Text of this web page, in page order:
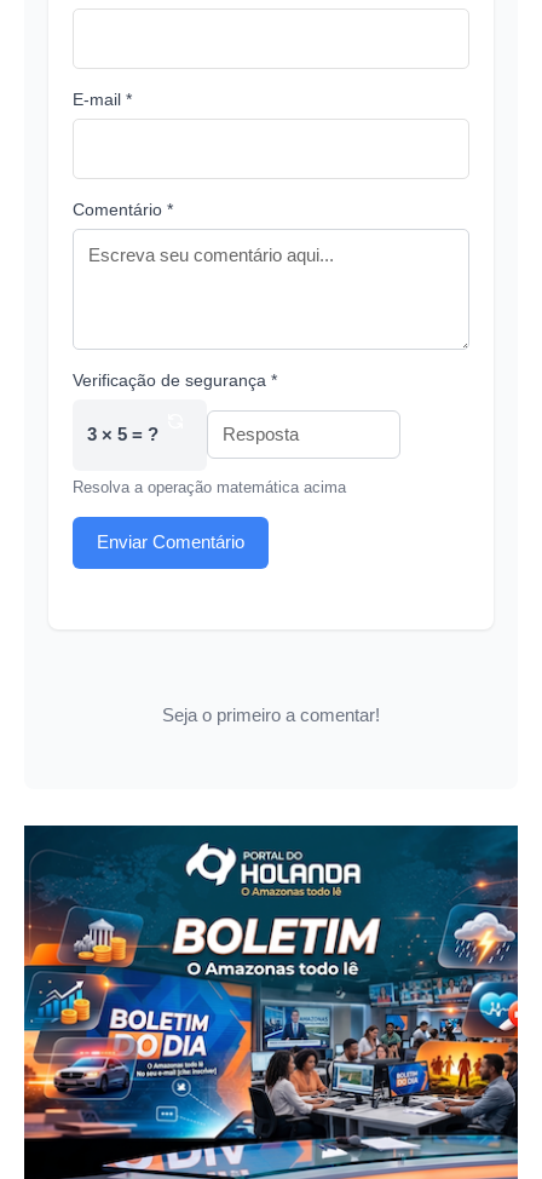
E-mail *
Comentário *
Verificação de segurança *
3 × 5 = ?
Resolva a operação matemática acima
Enviar Comentário
Seja o primeiro a comentar!